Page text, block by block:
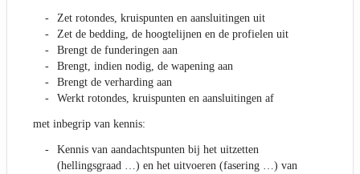
Zet rotondes, kruispunten en aansluitingen uit
Zet de bedding, de hoogtelijnen en de profielen uit
Brengt de funderingen aan
Brengt, indien nodig, de wapening aan
Brengt de verharding aan
Werkt rotondes, kruispunten en aansluitingen af
met inbegrip van kennis:
Kennis van aandachtspunten bij het uitzetten
(hellingsgraad …) en het uitvoeren (fasering …) van